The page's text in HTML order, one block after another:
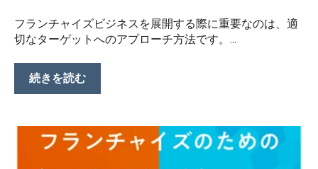
フランチャイズビジネスを展開する際に重要なのは、適
切なターゲットへのアプローチ方法です。...
続きを読む